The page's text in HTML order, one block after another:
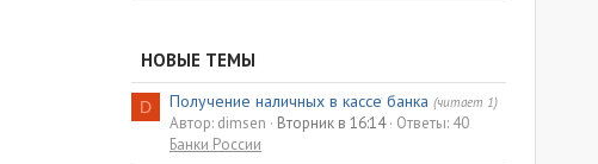
НОВЫЕ ТЕМЫ
D Получение наличных в кассе банка (читает 1)
Автор: dimsen Вторник в 16:14 Ответы: 40
Банки России